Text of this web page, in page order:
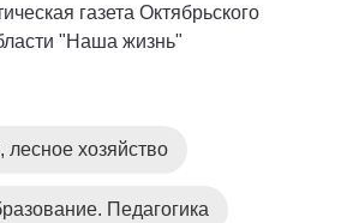
газета Октябрьского
"Наша жизнь"
лесное хозяйство
Педагогика